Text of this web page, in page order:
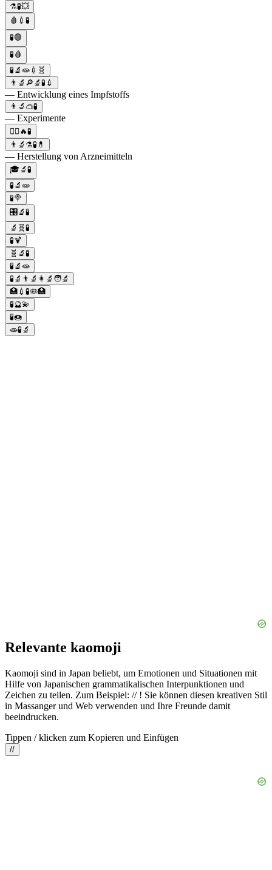
⚗️🧪💥
🩸💉🧪
🧪🟢
🧪🩸
🧪🔬🧫💉🧬
👨‍🔬🔎🔬🧪💉
— Entwicklung eines Impfstoffs
👨‍🔬🥽🧪
— Experimente
🧟‍♂️🔥🧪
👨‍🔬⚗️🧪💊
— Herstellung von Arzneimitteln
🎓🔬🧪
🧪🔬🧫
🧪🍭
🎛️🔬🧪
🔬🧬🧪
🧪🍹
🧬🔬🧪
🧪🔬🧫
🧪🔬👨‍🔬👩‍🔬🧑‍🔬
🏥💉🧪🦠🏥
🧪🔮💫
🧪🍩
🧫🧪🔬
Relevante kaomoji
Kaomoji sind in Japan beliebt, um Emotionen und Situationen mit
Hilfe von Japanischen grammatikalischen Interpunktionen und
Zeichen zu teilen. Zum Beispiel: // ! Sie können diesen kreativen Stil
in Massanger und Web verwenden und Ihre Freunde damit
beeindrucken.
Tippen / klicken zum Kopieren und Einfügen
//